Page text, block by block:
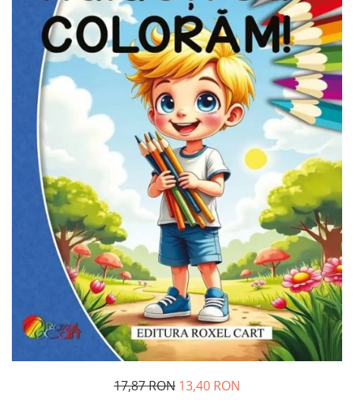
Resurse umane
Vanzari si marketing
Carte scolara
Atlase, dictionare si enciclopedii
Carte prescolara
Dictionare de limba romana
Ghiduri de conversatie
Invatamant gimnazial
Invatamant primar
Invatarea limbilor straine
Povesti si povestiri
Carti in limba engleza
Carti pentru copii
Activitati si jocuri pentru copii
Atlase, dictionare si enciclopedii
17,87 RON 13,40 RON